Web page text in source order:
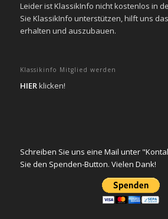
Leider ist KlassikInfo nicht kostenlos in
Sie KlassikInfo unterstützen, hilft uns
erhalten und auszubauen.
Klassikinfo Mitglied werden
HIERklicken!
Schreiben Sie uns eine Mail unter
Sie den Spenden-Button. Vielen Dank!